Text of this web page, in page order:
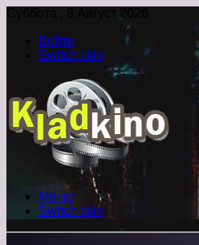
Суббота , 8 Август 2026
Войти
Switch skin
Меню
Switch skin